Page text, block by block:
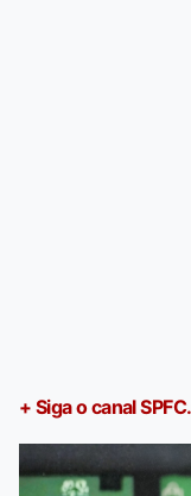
+ Siga o canal